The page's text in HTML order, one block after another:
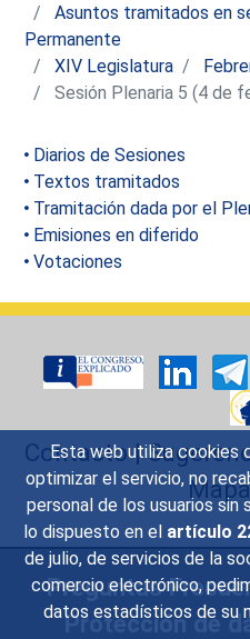
Esta web utiliza cookies
optimizar el servicio, no
personal de los usuarios sin
lo dispuesto en el artículo
de julio, de servicios de la
comercio electrónico,
datos estadísticos de su
Asuntos tramitados en
Permanente
XIV Legislatura
Sesión Plenaria 5 (4 de
Diarios de Sesiones
Textos tramitados
Tramitación dada por el
Emisiones en diferido
Votaciones
Contacto|
Preguntas
Protección de